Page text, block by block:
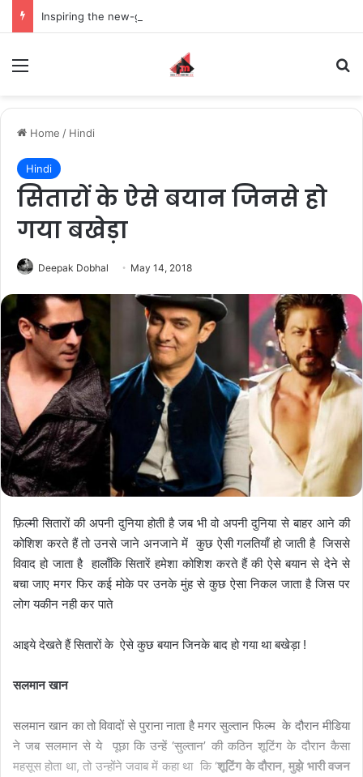
Home / Hindi
Hindi
सितारों के ऐसे बयान जिनसे हो
गया बखेड़ा
Deepak Dobhal May 14, 2018
फ़िल्मी सितारों की अपनी दुनिया होती है जब भी वो अपनी दुनिया से बाहर आने की
कोशिश करते हैं तो उनसे जाने अनजाने में कुछ ऐसी गलतियाँ हो जाती है जिससे
विवाद हो जाता है हालाँकि सितारें हमेशा कोशिश करते हैं की ऐसे बयान से देने से
बचा जाए मगर फिर कई मोके पर उनके मुंह से कुछ ऐसा निकल जाता है जिस पर
लोग यकीन नही कर पाते
आइये देखते हैं सितारों के ऐसे कुछ बयान जिनके बाद हो गया था बखेड़ा !
सलमान खान
सलमान खान का तो विवादों से पुराना नाता है मगर सुल्तान फिल्म के दौरान मीडिया
ने जब सलमान से ये पूछा कि उन्हें ‘सुल्तान’ की कठिन शूटिंग के दौरान कैसा
महसूस होता था, तो उन्होंने जवाब में कहा था कि ‘शूटिंग के दौरान,मुझे भारी वजन